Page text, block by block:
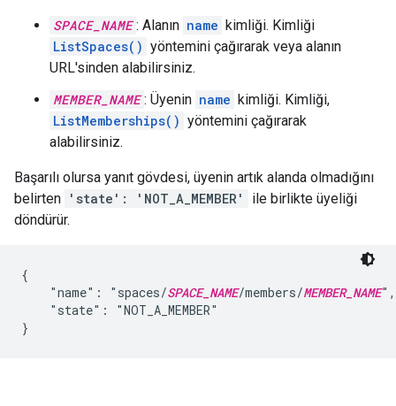
SPACE_NAME : Alanın name kimliği. Kimliği
ListSpaces() yöntemini çağırarak veya alanın
URL'sinden alabilirsiniz.
MEMBER_NAME : Üyenin name kimliği. Kimliği,
ListMemberships() yöntemini çağırarak
alabilirsiniz.
Başarılı olursa yanıt gövdesi, üyenin artık alanda olmadığını
belirten 'state': 'NOT_A_MEMBER'
ile birlikte üyeliği
döndürür.
{
    "name": "spaces/
SPACE_NAME/members/MEMBER_NAME",
    "state": "NOT_A_MEMBER"